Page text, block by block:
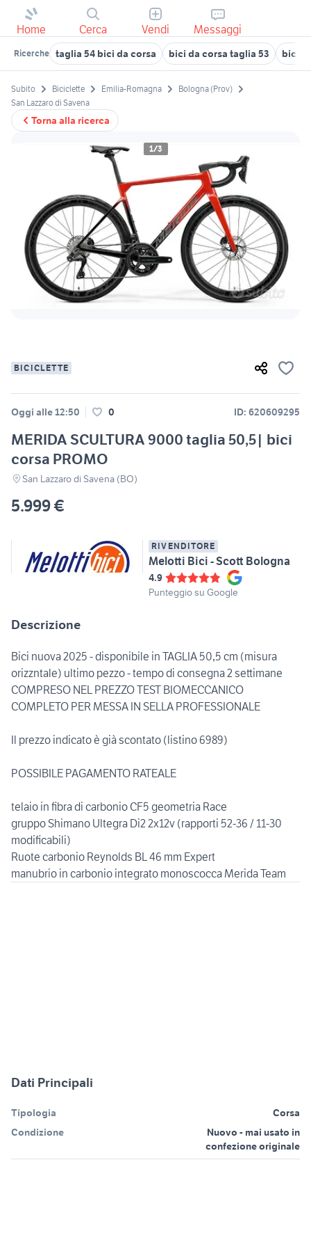
Home Cerca Vendi Messaggi
Ricerche taglia 54 bici da corsa bici da corsa taglia 53 bici
Torna alla ricerca
Subito Biciclette Emilia-Romagna
Bologna (Prov)
San Lazzaro di Savena
1/3
BICICLETTE
Oggi alle 12:50 0 ID: 620609295
MERIDA SCULTURA 9000 taglia 50,5| bici
corsa PROMO
San Lazzaro di Savena (BO)
5.999 €
RIVENDITORE
Melotti Bici - Scott Bologna
4.9
Punteggio su Google
Descrizione
Bici nuova 2025 - disponibile in TAGLIA 50,5 cm (misura
orizzntale) ultimo pezzo - tempo di consegna 2 settimane
COMPRESO NEL PREZZO TEST BIOMECCANICO
COMPLETO PER MESSA IN SELLA PROFESSIONALE
Il prezzo indicato è già scontato (listino 6989)
POSSIBILE PAGAMENTO RATEALE
telaio in fibra di carbonio CF5 geometria Race
gruppo Shimano Ultegra Di2 2x12v (rapporti 52-36 / 11-30
modificabili)
Ruote carbonio Reynolds BL 46 mm Expert
manubrio in carbonio integrato monoscocca Merida Team
Dati Principali
Tipologia
Corsa
Condizione
Nuovo - mai usato in
confezione originale